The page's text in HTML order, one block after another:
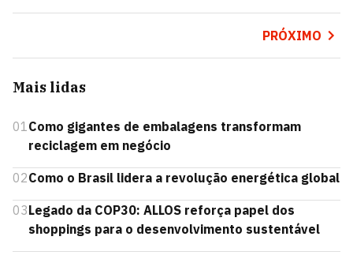
PRÓXIMO
Mais lidas
01Como gigantes de embalagens transformam
reciclagem em negócio
02Como o Brasil lidera a revolução energética global
03Legado da COP30: ALLOS reforça papel dos
shoppings para o desenvolvimento sustentável